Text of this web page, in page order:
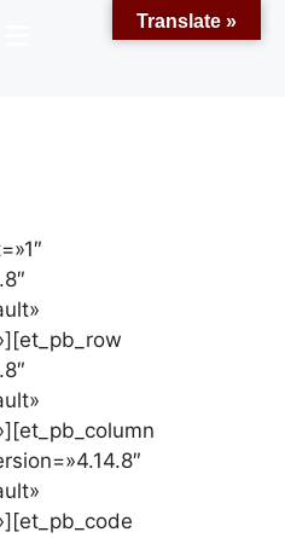
Translate »